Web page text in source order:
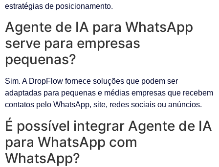
estratégias de posicionamento.
Agente de IA para WhatsApp
serve para empresas
pequenas?
Sim. A DropFlow fornece soluções que podem ser
adaptadas para pequenas e médias empresas que recebem
contatos pelo WhatsApp, site, redes sociais ou anúncios.
É possível integrar Agente de IA
para WhatsApp com
WhatsApp?